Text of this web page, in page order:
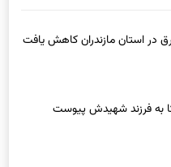
در استان مازندران کاهش یافت
به فرزند شهیدش پیوست